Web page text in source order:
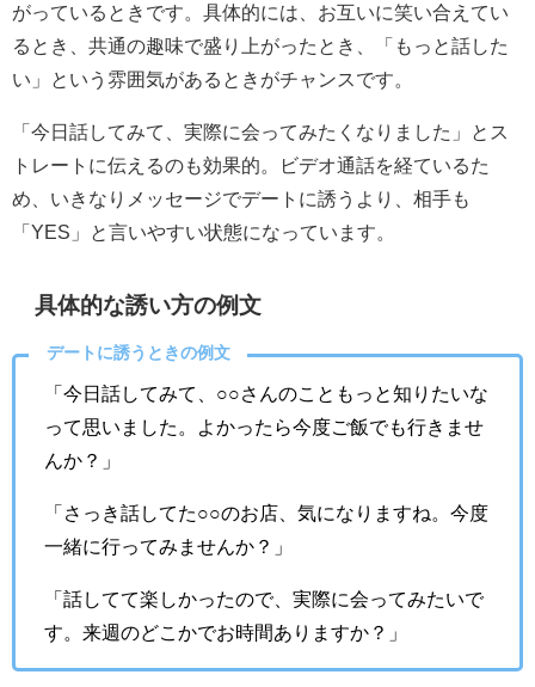
がっているときです。具体的には、お互いに笑い合えてい
るとき、共通の趣味で盛り上がったとき、「もっと話した
い」という雰囲気があるときがチャンスです。
「今日話してみて、実際に会ってみたくなりました」とス
トレートに伝えるのも効果的。ビデオ通話を経ているた
め、いきなりメッセージでデートに誘うより、相手も
「YES」と言いやすい状態になっています。
具体的な誘い方の例文
デートに誘うときの例文
「今日話してみて、○○さんのこともっと知りたいな
って思いました。よかったら今度ご飯でも行きませ
んか？」
「さっき話してた○○のお店、気になりますね。今度
一緒に行ってみませんか？」
「話してて楽しかったので、実際に会ってみたいで
す。来週のどこかでお時間ありますか？」